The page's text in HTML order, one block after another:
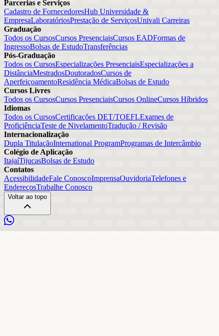
Parcerias e Serviços
Cadastro de FornecedoresHub Universidade &
EmpresaLaboratóriosPrestação de ServiçosUnivali Carreiras
Graduação
Todos os CursosCursos PresenciaisCursos EADFormas de
IngressoBolsas de EstudoTransferências
Pós-Graduação
Todos os CursosEspecializações PresenciaisEspecializações a
DistânciaMestradosDoutoradosCursos de
AperfeiçoamentoResidência MédicaBolsas de Estudo
Cursos Livres
Todos os CursosCursos PresenciaisCursos OnlineCursos Híbridos
Idiomas
Todos os CursosCertificações DET/TOEFLExames de
ProficiênciaTeste de NivelamentoTradução / Revisão
Internacionalização
Dupla TitulaçãoInternational ProgramProgramas de Intercâmbio
Colégio de Aplicação
ItajaíTijucasBolsas de Estudo
Contatos
AcessibilidadeFale ConoscoImprensaOuvidoriaTelefones e
EndereçosTrabalhe Conosco
Voltar ao topo